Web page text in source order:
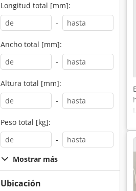
Longitud total [mm]:
-
Ancho total [mm]:
-
Altura total [mm]:
-
Peso total [kg]:
-
Mostrar más
Ubicación